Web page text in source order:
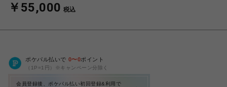
￥55,000 税込
ポケパル払いで 0〜0ポイント
（1P=1円）※キャンペーン分除く
会員登録後、ポケパル払い初回登録&利用で